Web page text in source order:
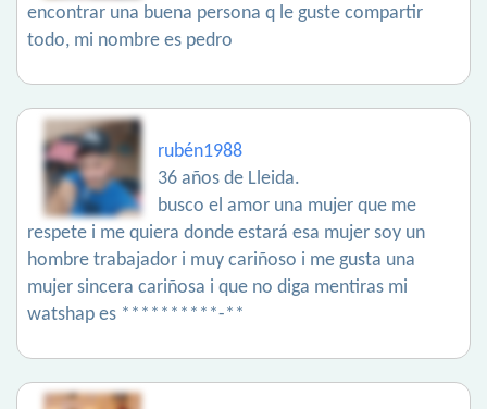
encontrar una buena persona q le guste compartir
todo, mi nombre es pedro
rubén1988
36 años de Lleida.
busco el amor una mujer que me
respete i me quiera donde estará esa mujer soy un
hombre trabajador i muy cariñoso i me gusta una
mujer sincera cariñosa i que no diga mentiras mi
watshap es **********-**